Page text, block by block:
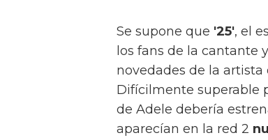
Se supone que '25', el
los fans de la cantante
novedades de la
Difícilmente superable
de Adele debería
aparecían en la red 2